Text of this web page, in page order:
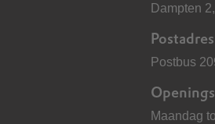
Dampten
Postadres
Postbus
Maandag